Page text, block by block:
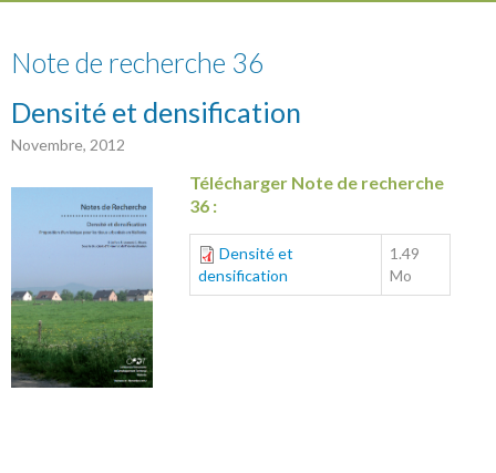
Note de recherche 36
Densité et densification
Novembre, 2012
Télécharger Note de recherche
36 :
Densité et
densification
1.49
Mo